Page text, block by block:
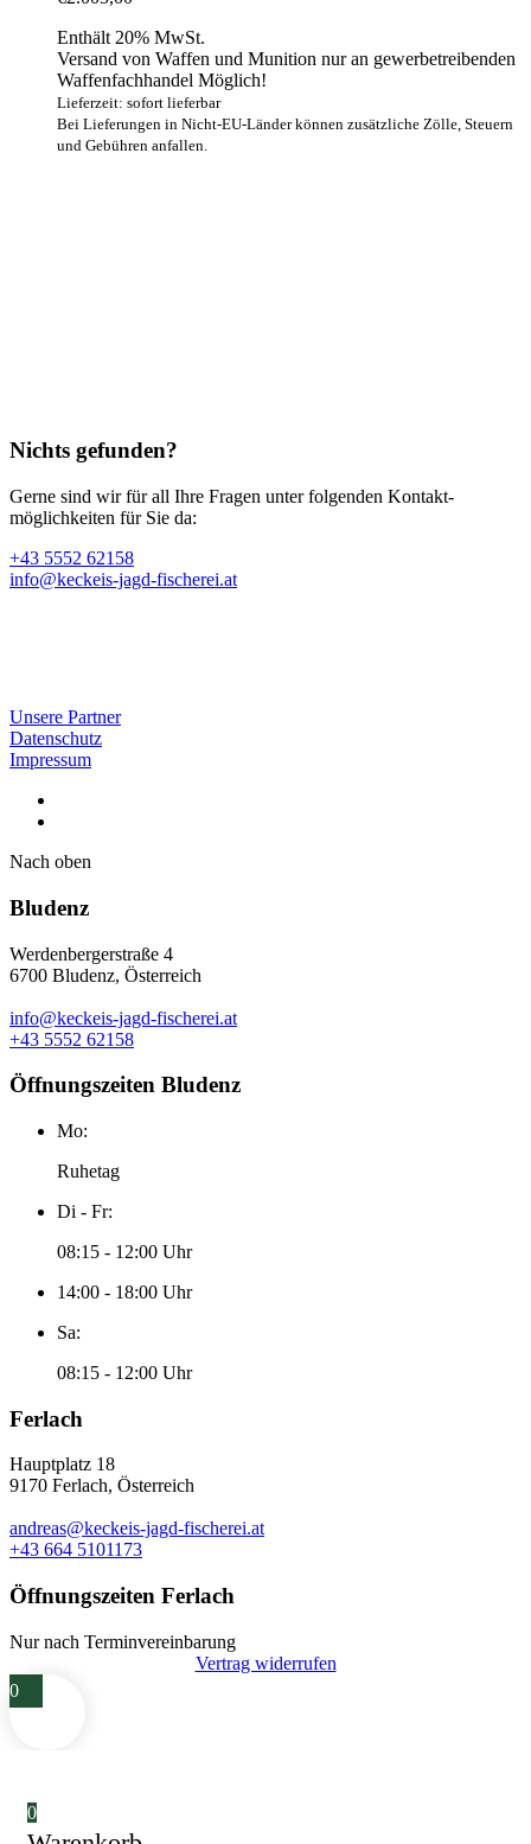
Enthält 20% MwSt.
Versand von Waffen und Munition nur an gewerbetreibenden
Waffenfachhandel Möglich!
Lieferzeit: sofort lieferbar
Bei Lieferungen in Nicht-EU-Länder können zusätzliche Zölle, Steuern
und Gebühren anfallen.
Nichts gefunden?
Gerne sind wir für all Ihre Fragen unter folgenden Kontakt­
möglichkeiten für Sie da:
+43 5552 62158
info@keckeis-jagd-fischerei.at
Unsere Partner
Datenschutz
Impressum
Nach oben
Bludenz
Werdenbergerstraße 4
6700 Bludenz, Österreich
info@keckeis-jagd-fischerei.at
+43 5552 62158
Öffnungszeiten Bludenz
Mo:
Ruhetag
Di - Fr:
08:15 - 12:00 Uhr
14:00 - 18:00 Uhr
Sa:
08:15 - 12:00 Uhr
Ferlach
Hauptplatz 18
9170 Ferlach, Österreich
andreas@keckeis-jagd-fischerei.at
+43 664 5101173
Öffnungszeiten Ferlach
Nur nach Terminvereinbarung
Vertrag widerrufen
0
0